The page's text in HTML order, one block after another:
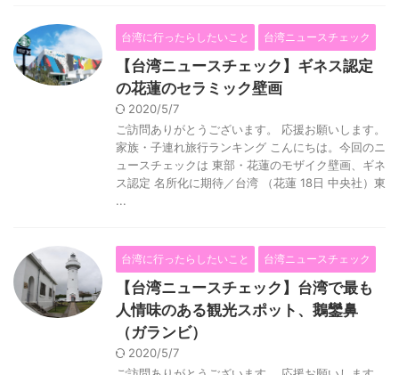
台湾に行ったらしたいこと 台湾ニュースチェック
【台湾ニュースチェック】ギネス認定
の花蓮のセラミック壁画
2020/5/7
ご訪問ありがとうございます。 応援お願いします。
家族・子連れ旅行ランキング こんにちは。今回のニ
ュースチェックは 東部・花蓮のモザイク壁画、ギネ
ス認定 名所化に期待／台湾 （花蓮 18日 中央社）東
...
台湾に行ったらしたいこと 台湾ニュースチェック
【台湾ニュースチェック】台湾で最も
人情味のある観光スポット、鵝鑾鼻
（ガランビ）
2020/5/7